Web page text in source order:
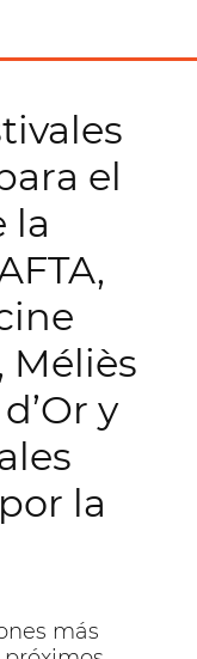
el
la
Méliès
y
la
más